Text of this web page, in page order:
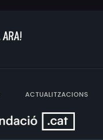
ACTUALITZACIONS